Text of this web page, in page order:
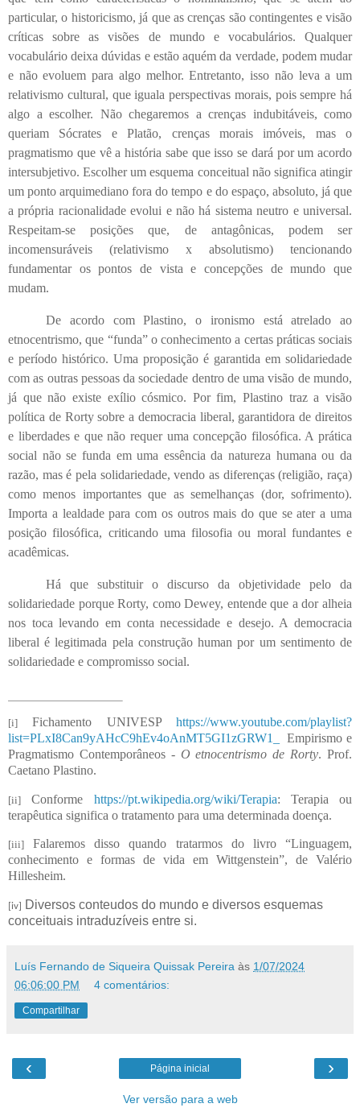
particular, o historicismo, já que as crenças são contingentes e visão
críticas sobre as visões de mundo e vocabulários. Qualquer
vocabulário deixa dúvidas e estão aquém da verdade, podem mudar
e não evoluem para algo melhor. Entretanto, isso não leva a um
relativismo cultural, que iguala perspectivas morais, pois sempre há
algo a escolher. Não chegaremos a crenças indubitáveis, como
queriam Sócrates e Platão, crenças morais imóveis, mas o
pragmatismo que vê a história sabe que isso se dará por um acordo
intersubjetivo. Escolher um esquema conceitual não significa atingir
um ponto arquimediano fora do tempo e do espaço, absoluto, já que
a própria racionalidade evolui e não há sistema neutro e universal.
Respeitam-se posições que, de antagônicas, podem ser
incomensuráveis (relativismo x absolutismo) tencionando
fundamentar os pontos de vista e concepções de mundo que
mudam.
De acordo com Plastino, o ironismo está atrelado ao
etnocentrismo, que “funda” o conhecimento a certas práticas sociais
e período histórico. Uma proposição é garantida em solidariedade
com as outras pessoas da sociedade dentro de uma visão de mundo,
já que não existe exílio cósmico. Por fim, Plastino traz a visão
política de Rorty sobre a democracia liberal, garantidora de direitos
e liberdades e que não requer uma concepção filosófica. A prática
social não se funda em uma essência da natureza humana ou da
razão, mas é pela solidariedade, vendo as diferenças (religião, raça)
como menos importantes que as semelhanças (dor, sofrimento).
Importa a lealdade para com os outros mais do que se ater a uma
posição filosófica, criticando uma filosofia ou moral fundantes e
acadêmicas.
Há que substituir o discurso da objetividade pelo da
solidariedade porque Rorty, como Dewey, entende que a dor alheia
nos toca levando em conta necessidade e desejo. A democracia
liberal é legitimada pela construção human por um sentimento de
solidariedade e compromisso social.
[i] Fichamento UNIVESP https://www.youtube.com/playlist?
list=PLxI8Can9yAHcC9hEv4oAnMT5GI1zGRW1_
Empirismo e
Pragmatismo Contemporâneos - O etnocentrismo de Rorty. Prof.
Caetano Plastino.
[ii] Conforme https://pt.wikipedia.org/wiki/Terapia: Terapia ou
terapêutica significa o tratamento para uma determinada doença.
[iii] Falaremos disso quando tratarmos do livro “Linguagem,
conhecimento e formas de vida em Wittgenstein”, de Valério
Hillesheim.
[iv]
Diversos conteudos do mundo e diversos esquemas
conceituais intraduzíveis entre si.
Luís Fernando de Siqueira Quissak Pereira às 1/07/2024
06:06:00 PM
4 comentários:
Compartilhar
‹ ›
Página inicial
Ver versão para a web